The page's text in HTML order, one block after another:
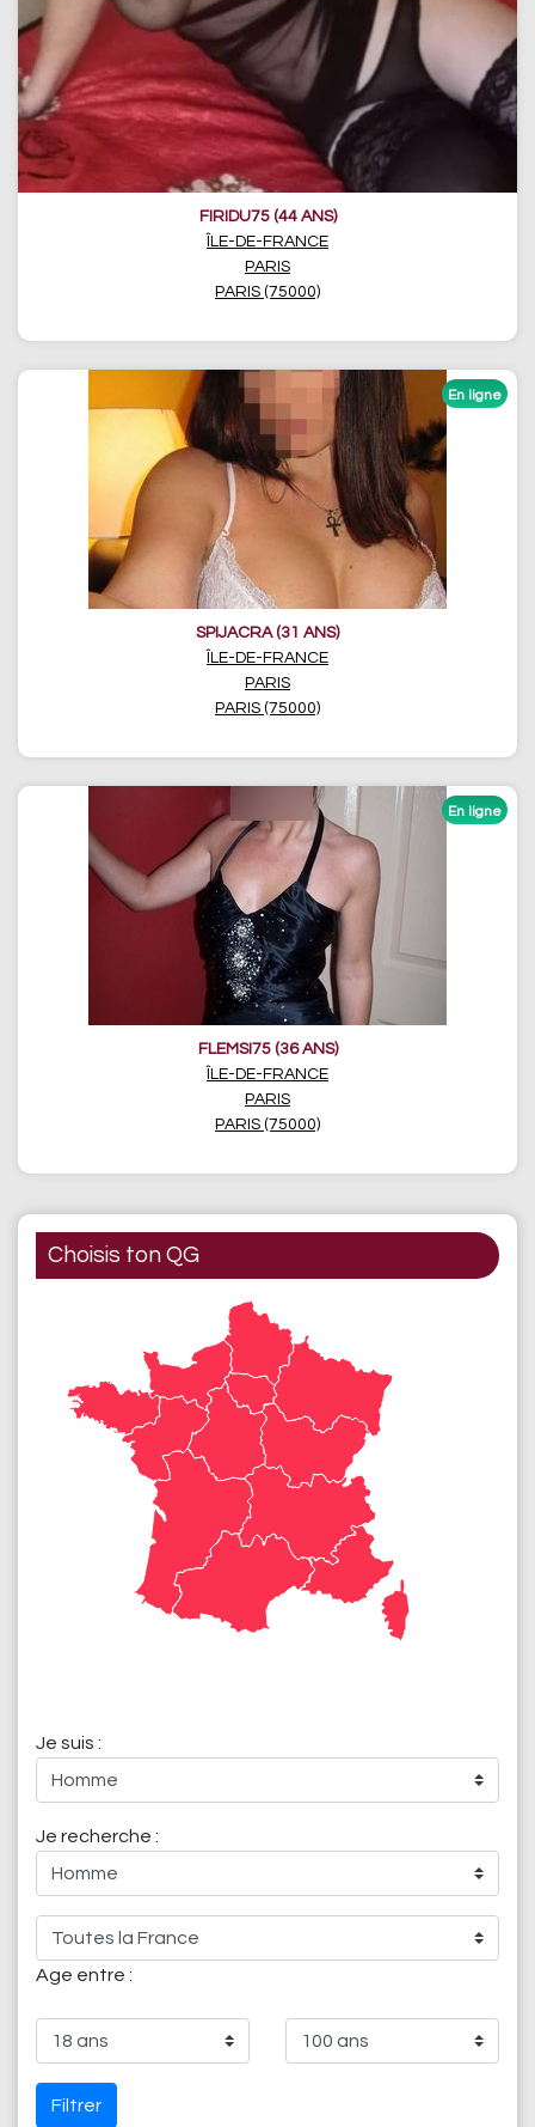
FIRIDU75 (44 ANS)
ÎLE-DE-FRANCE
PARIS
PARIS (75000)
SPIJACRA (31 ANS)
ÎLE-DE-FRANCE
PARIS
PARIS (75000)
FLEMSI75 (36 ANS)
ÎLE-DE-FRANCE
PARIS
PARIS (75000)
Choisis ton QG
Je suis :
Je recherche :
Age entre :
Filtrer